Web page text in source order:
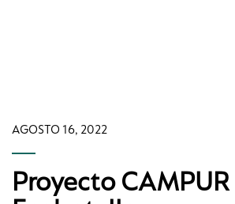
AGOSTO 16, 2022
Proyecto